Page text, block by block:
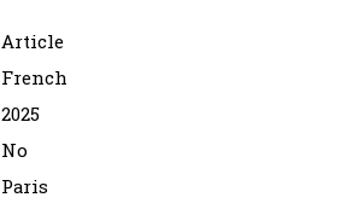
Article
French
2025
No
Paris